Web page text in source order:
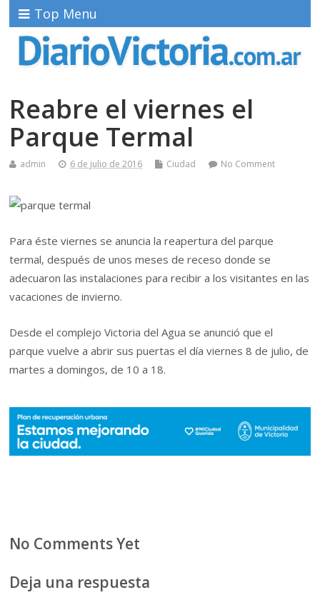
Top Menu
Reabre el viernes el
Parque Termal
admin 6 de julio de 2016 Ciudad No Comment
Para éste viernes se anuncia la reapertura del parque
termal, después de unos meses de receso donde se
adecuaron las instalaciones para recibir a los visitantes en las
vacaciones de invierno.
Desde el complejo Victoria del Agua se anunció que el
parque vuelve a abrir sus puertas el día viernes 8 de julio, de
martes a domingos, de 10 a 18.
No Comments Yet
Deja una respuesta